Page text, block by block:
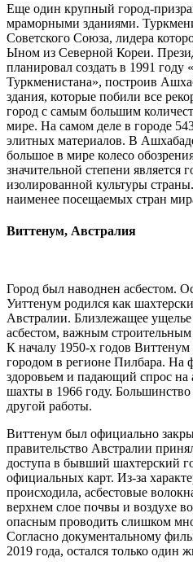
Еще один крупный город-
мраморными зданиями.
Советского Союза, лидера
Ыном из Северной Кореи.
планировал создать в 1991 году
Туркменистана», построив
здания, которые побили все
город с самым большим
мире. На самом деле в городе
элитных материалов. В
большое в мире колесо
значительной степени является
изолированной культуры
наименее посещаемых стран
Виттенум, Австралия
Город был наводнен асбестом.
Уиттенум родился как
Австралии. Близлежащее
асбестом, важным строительным
К началу 1950-х годов
городом в регионе Пилбара. На
здоровьем и падающий спрос на
шахты в 1966 году.
другой работы.
Виттенум был официально
правительство Австралии
доступа в бывший шахтерский
официальных карт. Из-за
происходила, асбестовые
верхнем слое почвы и воздухе
опасным проводить слишком
Согласно документальному
2019 года, остался только один